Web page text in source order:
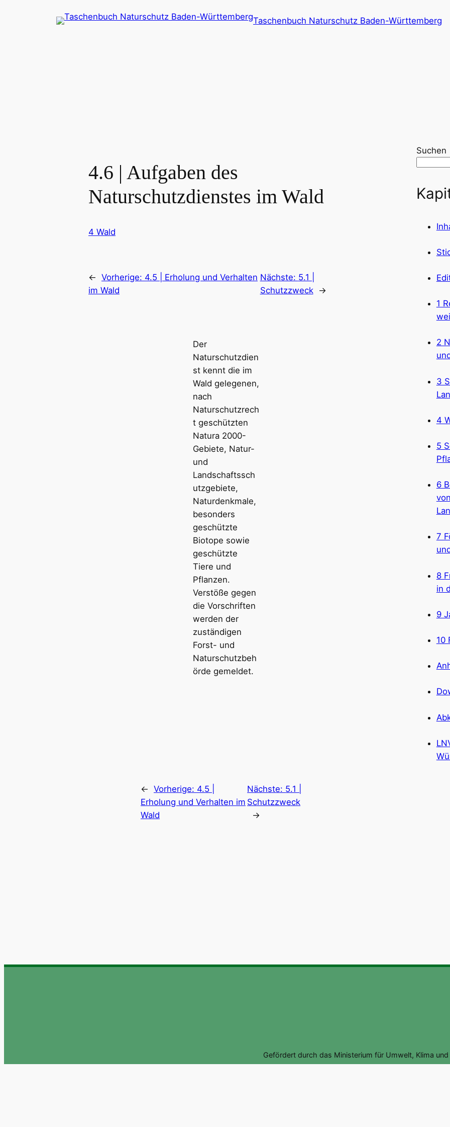
Taschenbuch Naturschutz Baden-Württemberg
4.6 | Aufgaben des
Naturschutzdienstes im Wald
4 Wald
← Vorherige: 4.5 | Erholung und Verhalten
im Wald
Nächste: 5.1 |
Schutzzweck
→
Der
Naturschutzdien
st kennt die im
Wald gelegenen,
nach
Naturschutzrech
t geschützten
Natura 2000-
Gebiete, Natur-
und
Landschaftssch
utzgebiete,
Naturdenkmale,
besonders
geschützte
Biotope sowie
geschützte
Tiere und
Pflanzen.
Verstöße gegen
die Vorschriften
werden der
zuständigen
Forst- und
Naturschutzbeh
örde gemeldet.
← Vorherige: 4.5 |
Erholung und Verhalten im
Wald
Nächste: 5.1 |
Schutzzweck
→
Suchen
1
2
3
4
5
6
7
8
in
9
10
Gefördert durch das Ministerium für Umwelt, Klima